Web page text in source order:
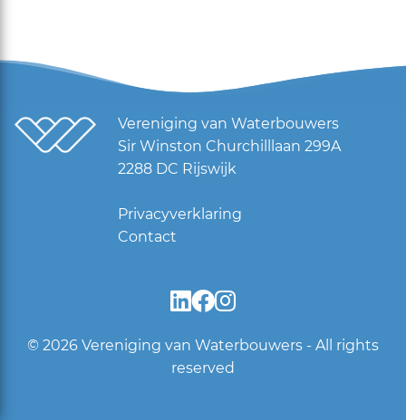
Vereniging van Waterbouwers
Sir Winston Churchilllaan 299A
2288 DC Rijswijk
Privacyverklaring
Contact
© 2026Vereniging van Waterbouwers - All rights
reserved